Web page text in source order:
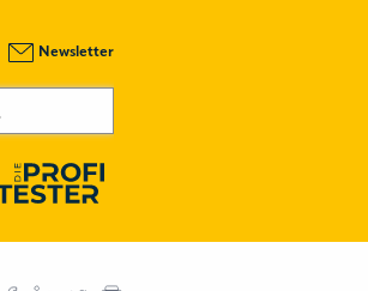
Newsletter